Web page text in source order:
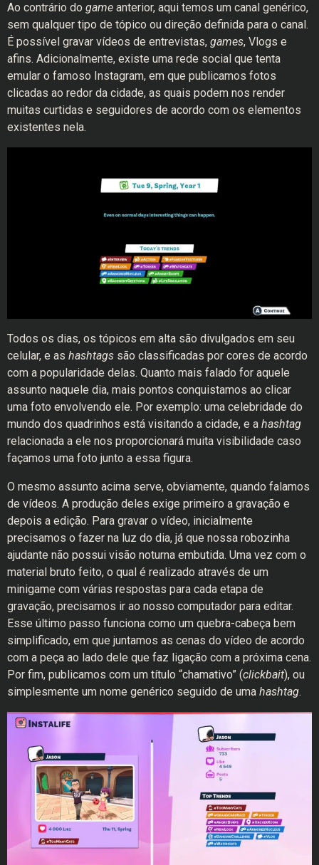
Ao contrário do game anterior, aqui temos um canal genérico,
sem qualquer tipo de tópico ou direção definida para o canal.
É possível gravar vídeos de entrevistas, games, Vlogs e
afins. Adicionalmente, existe uma rede social que tenta
emular o famoso Instagram, em que publicamos fotos
clicadas ao redor da cidade, as quais podem nos render
muitas curtidas e seguidores de acordo com os elementos
existentes nela.
Todos os dias, os tópicos em alta são divulgados em seu
celular, e as hashtags são classificadas por cores de acordo
com a popularidade delas. Quanto mais falado for aquele
assunto naquele dia, mais pontos conquistamos ao clicar
uma foto envolvendo ele. Por exemplo: uma celebridade do
mundo dos quadrinhos está visitando a cidade, e a hashtag
relacionada a ele nos proporcionará muita visibilidade caso
façamos uma foto junto a essa figura.
O mesmo assunto acima serve, obviamente, quando falamos
de vídeos. A produção deles exige primeiro a gravação e
depois a edição. Para gravar o vídeo, inicialmente
precisamos o fazer na luz do dia, já que nossa robozinha
ajudante não possui visão noturna embutida. Uma vez com o
material bruto feito, o qual é realizado através de um
minigame com várias respostas para cada etapa de
gravação, precisamos ir ao nosso computador para editar.
Esse último passo funciona como um quebra-cabeça bem
simplificado, em que juntamos as cenas do vídeo de acordo
com a peça ao lado dele que faz ligação com a próxima cena.
Por fim, publicamos com um título “chamativo” (clickbait), ou
simplesmente um nome genérico seguido de uma hashtag.